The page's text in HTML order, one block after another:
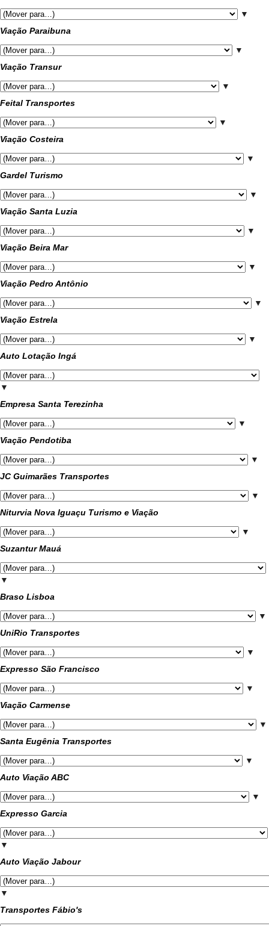
▼
Viação Paraibuna
▼
Viação Transur
▼
Feital Transportes
▼
Viação Costeira
▼
Gardel Turismo
▼
Viação Santa Luzia
▼
Viação Beira Mar
▼
Viação Pedro Antônio
▼
Viação Estrela
▼
Auto Lotação Ingá
▼
Empresa Santa Terezinha
▼
Viação Pendotiba
▼
JC Guimarães Transportes
▼
Niturvia Nova Iguaçu Turismo e Viação
▼
Suzantur Mauá
▼
Braso Lisboa
▼
UniRio Transportes
▼
Expresso São Francisco
▼
Viação Carmense
▼
Santa Eugênia Transportes
▼
Auto Viação ABC
▼
Expresso Garcia
▼
Auto Viação Jabour
▼
Transportes Fábio's